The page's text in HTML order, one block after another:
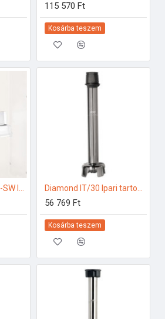
115 570 Ft
Kosárba teszem
Diamond SAP18/DY-SW Ipari hűtő kiegészítők Diamond IT/30 Ipari tartozékok
56 769 Ft
Kosárba teszem